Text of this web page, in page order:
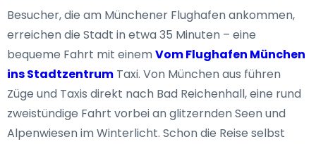
Besucher, die am Münchener Flughafen ankommen,
erreichen die Stadt in etwa 35 Minuten – eine
bequeme Fahrt mit einemVom Flughafen München
ins Stadtzentrum Taxi. Von München aus führen
Züge und Taxis direkt nach Bad Reichenhall, eine rund
zweistündige Fahrt vorbei an glitzernden Seen und
Alpenwiesen im Winterlicht. Schon die Reise selbst